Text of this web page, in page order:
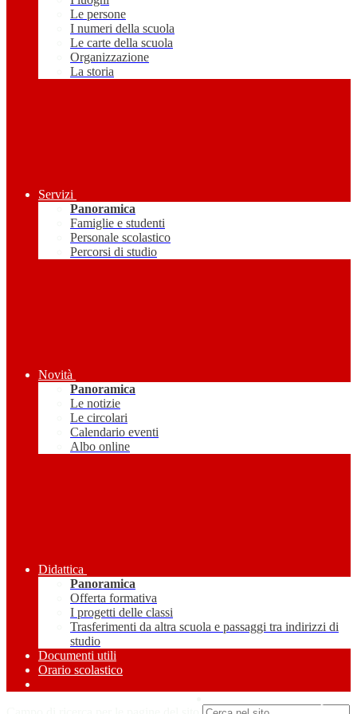
Le persone
I numeri della scuola
Le carte della scuola
Organizzazione
La storia
Servizi
Panoramica
Famiglie e studenti
Personale scolastico
Percorsi di studio
Novità
Panoramica
Le notizie
Le circolari
Calendario eventi
Albo online
Didattica
Panoramica
Offerta formativa
I progetti delle classi
Trasferimenti da altra scuola e passaggi tra indirizzi di
studio
Documenti utili
Orario scolastico